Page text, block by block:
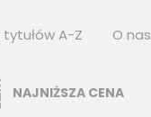
tytułów A-Z O nas
NAJNIŻSZA CENA